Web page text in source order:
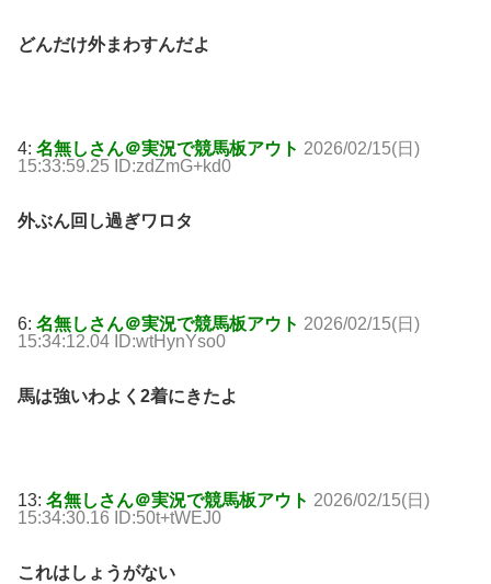
どんだけ外まわすんだよ
4: 名無しさん＠実況で競馬板アウト 2026/02/15(日)
15:33:59.25 ID:zdZmG+kd0
外ぶん回し過ぎワロタ
6: 名無しさん＠実況で競馬板アウト 2026/02/15(日)
15:34:12.04 ID:wtHynYso0
馬は強いわよく2着にきたよ
13: 名無しさん＠実況で競馬板アウト 2026/02/15(日)
15:34:30.16 ID:50t+tWEJ0
これはしょうがない